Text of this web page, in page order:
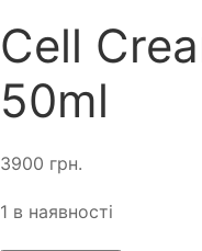
Cell
50ml
3900 грн.
1 в наявності